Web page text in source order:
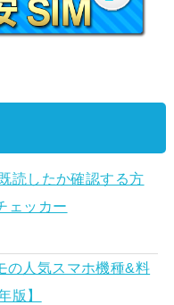
読したか確認する方
ェッカー
の人気スマホ機種&料
版】